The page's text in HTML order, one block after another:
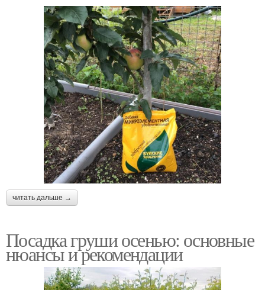
читать дальше →
Посадка груши осенью: основные
нюансы и рекомендации